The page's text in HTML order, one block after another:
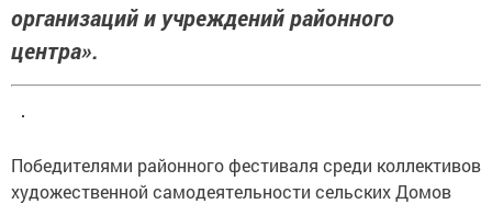
организаций и учреждений районного
центра».
Победителями районного фестиваля среди коллективов
художественной самодеятельности сельских Домов